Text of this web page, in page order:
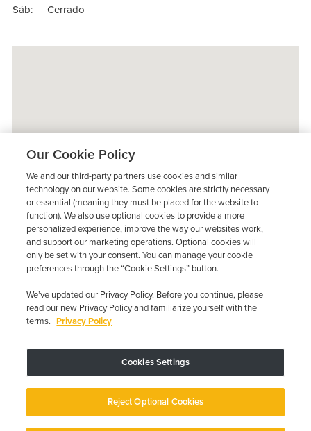
Sáb:
Cerrado
El dispositivo puede variar según los requisitos estatales; se aplican
Copyright © 2026 · Low Cost Interlock. Todos los derechos reservados.
Política de privacidad Sus opciones de privacidad
accesibilidad Gestionar cookies
Our Cookie Policy
We and our third-party partners use cookies and similar
technology on our website. Some cookies are strictly necessary
or essential (meaning they must be placed for the website to
function). We also use optional cookies to provide a more
personalized experience, improve the way our websites work,
and support our marketing operations. Optional cookies will
only be set with your consent. You can manage your cookie
preferences through the “Cookie Settings” button.
We’ve updated our Privacy Policy. Before you continue, please
read our new Privacy Policy and familiarize yourself with the
terms. Privacy Policy
Cookies Settings
Reject Optional Cookies